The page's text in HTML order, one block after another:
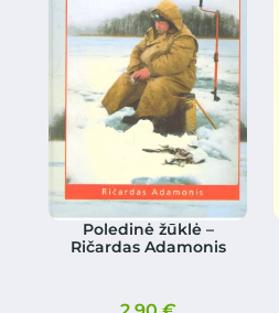
Poledinė žūklė –
Ričardas Adamonis